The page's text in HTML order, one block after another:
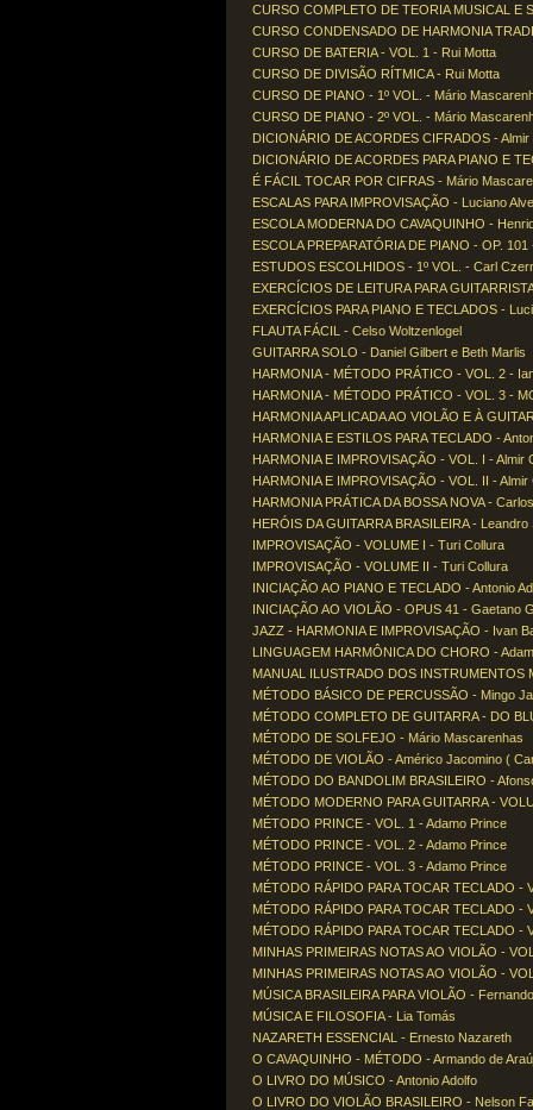
CURSO COMPLETO DE TEORIA MUSICAL E
CURSO CONDENSADO DE HARMONIA
CURSO DE BATERIA - VOL. 1 - Rui Motta
CURSO DE DIVISÃO RÍTMICA - Rui Motta
CURSO DE PIANO - 1º VOL. - Mário
CURSO DE PIANO - 2º VOL. - Mário
DICIONÁRIO DE ACORDES CIFRADOS - Almir
DICIONÁRIO DE ACORDES PARA PIANO E
É FÁCIL TOCAR POR CIFRAS - Mário
ESCALAS PARA IMPROVISAÇÃO - Luciano
ESCOLA MODERNA DO CAVAQUINHO -
ESCOLA PREPARATÓRIA DE PIANO - OP.
ESTUDOS ESCOLHIDOS - 1º VOL. - Carl
EXERCÍCIOS DE LEITURA PARA
EXERCÍCIOS PARA PIANO E TECLADOS -
FLAUTA FÁCIL - Celso Woltzenlogel
GUITARRA SOLO - Daniel Gilbert e Beth Marlis
HARMONIA - MÉTODO PRÁTICO - VOL. 2 -
HARMONIA - MÉTODO PRÁTICO - VOL. 3 -
HARMONIA APLICADA AO VIOLÃO E À
HARMONIA E ESTILOS PARA TECLADO -
HARMONIA E IMPROVISAÇÃO - VOL. I - Almir
HARMONIA E IMPROVISAÇÃO - VOL. II - Almir
HARMONIA PRÁTICA DA BOSSA NOVA -
HERÓIS DA GUITARRA BRASILEIRA -
IMPROVISAÇÃO - VOLUME I - Turi Collura
IMPROVISAÇÃO - VOLUME II - Turi Collura
INICIAÇÃO AO PIANO E TECLADO - Antonio
INICIAÇÃO AO VIOLÃO - OPUS 41 - Gaetano
JAZZ - HARMONIA E IMPROVISAÇÃO - Ivan
LINGUAGEM HARMÔNICA DO CHORO -
MANUAL ILUSTRADO DOS INSTRUMENTOS
MÉTODO BÁSICO DE PERCUSSÃO - Mingo
MÉTODO COMPLETO DE GUITARRA - DO
MÉTODO DE SOLFEJO - Mário Mascarenhas
MÉTODO DE VIOLÃO - Américo Jacomino (
MÉTODO DO BANDOLIM BRASILEIRO -
MÉTODO MODERNO PARA GUITARRA -
MÉTODO PRINCE - VOL. 1 - Adamo Prince
MÉTODO PRINCE - VOL. 2 - Adamo Prince
MÉTODO PRINCE - VOL. 3 - Adamo Prince
MÉTODO RÁPIDO PARA TOCAR TECLADO -
MÉTODO RÁPIDO PARA TOCAR TECLADO -
MÉTODO RÁPIDO PARA TOCAR TECLADO -
MINHAS PRIMEIRAS NOTAS AO VIOLÃO -
MINHAS PRIMEIRAS NOTAS AO VIOLÃO -
MÚSICA BRASILEIRA PARA VIOLÃO -
MÚSICA E FILOSOFIA - Lia Tomás
NAZARETH ESSENCIAL - Ernesto Nazareth
O CAVAQUINHO - MÉTODO - Armando de
O LIVRO DO MÚSICO - Antonio Adolfo
O LIVRO DO VIOLÃO BRASILEIRO - Nelson